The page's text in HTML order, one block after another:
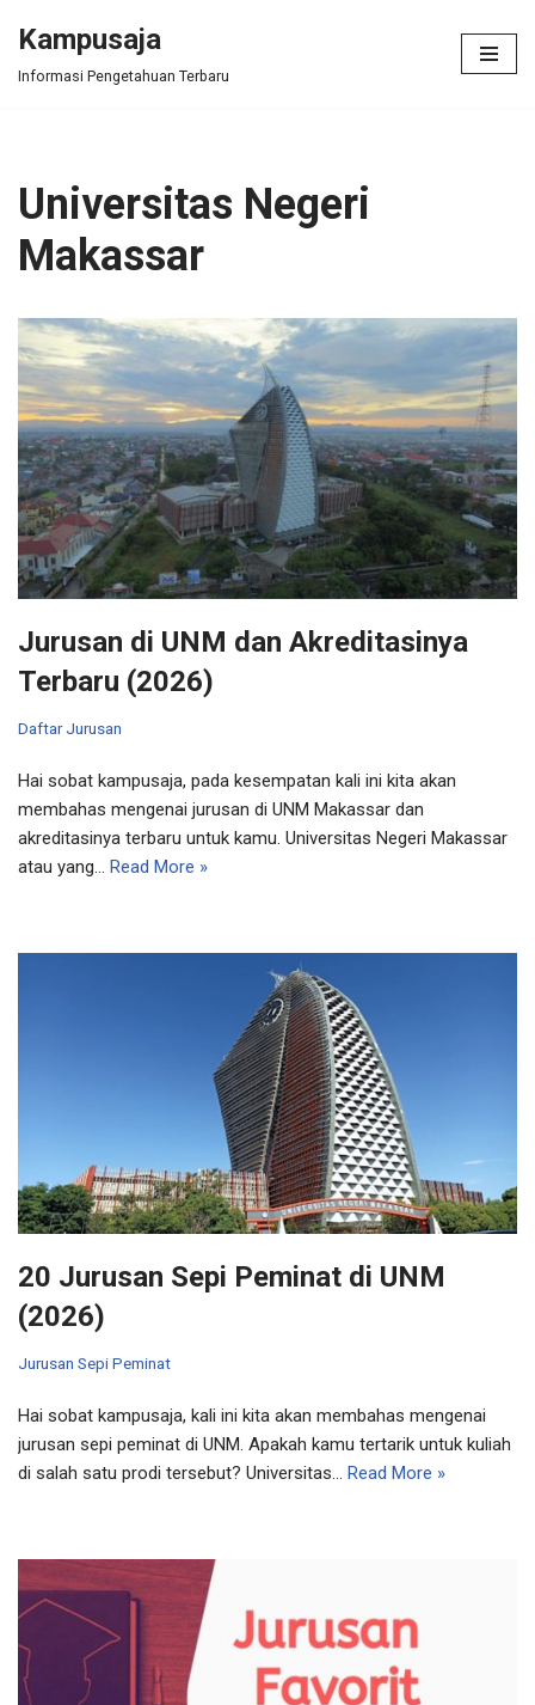
Skip
Kampusaja
Informasi Pengetahuan Terbaru
Universitas Negeri
Makassar
Jurusan di UNM dan Akreditasinya
Terbaru (2026)
Daftar Jurusan
Hai sobat kampusaja, pada kesempatan kali ini kita akan
membahas mengenai jurusan di UNM Makassar dan
akreditasinya terbaru untuk kamu. Universitas Negeri Makassar
atau yang… Read More »
20 Jurusan Sepi Peminat di UNM
(2026)
Jurusan Sepi Peminat
Hai sobat kampusaja, kali ini kita akan membahas mengenai
jurusan sepi peminat di UNM. Apakah kamu tertarik untuk kuliah
di salah satu prodi tersebut? Universitas… Read More »